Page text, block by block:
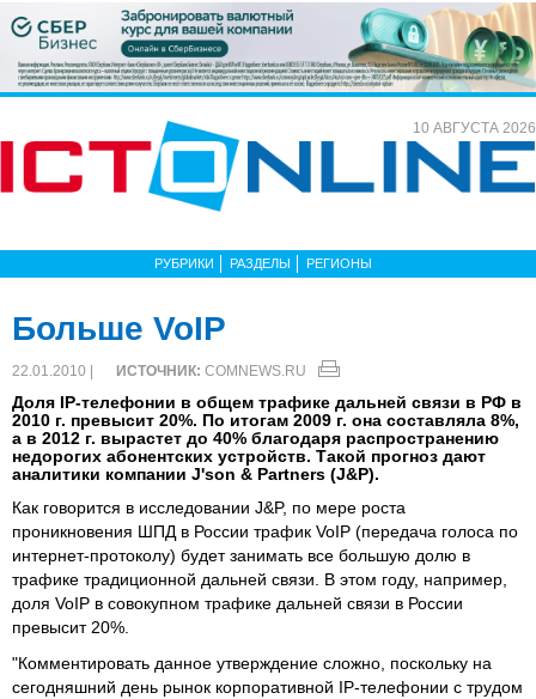
10 АВГУСТА 2026
РУБРИКИ РАЗДЕЛЫ РЕГИОНЫ
Больше VoIP
22.01.2010 | ИСТОЧНИК: COMNEWS.RU
Доля IP-телефонии в общем трафике дальней связи в РФ в
2010 г. превысит 20%. По итогам 2009 г. она составляла 8%,
а в 2012 г. вырастет до 40% благодаря распространению
недорогих абонентских устройств. Такой прогноз дают
аналитики компании J'son & Partners (J&P).
Как говорится в исследовании J&P, по мере роста
проникновения ШПД в России трафик VoIP (передача голоса по
интернет-протоколу) будет занимать все большую долю в
трафике традиционной дальней связи. В этом году, например,
доля VoIP в совокупном трафике дальней связи в России
превысит 20%.
"Комментировать данное утверждение сложно, поскольку на
сегодняшний день рынок корпоративной IP-телефонии с трудом